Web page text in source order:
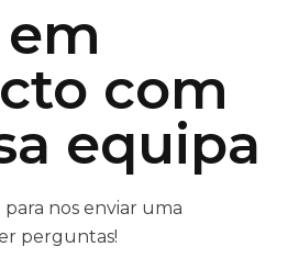
com
equipa
nos enviar uma
perguntas!